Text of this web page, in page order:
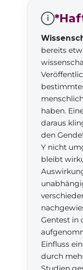
i
bereits
haben.
daraus
den
Y nicht
bleibt
Gentest in
Einfluss
durch